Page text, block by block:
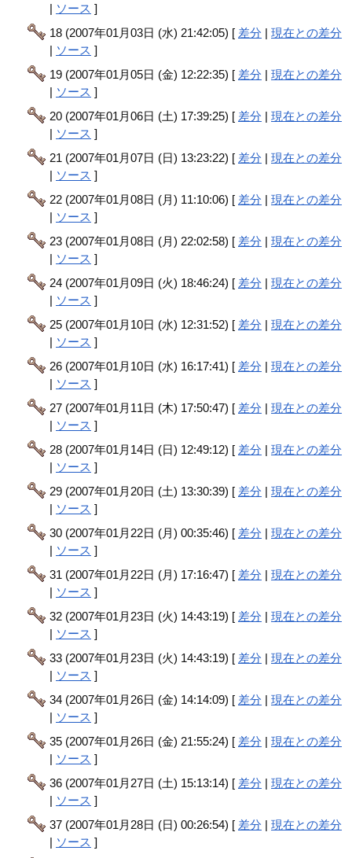
| ソース ]
18 (2007年01月03日 (水) 21:42:05) [ 差分 |現在との差分
| ソース ]
19 (2007年01月05日 (金) 12:22:35) [ 差分 |現在との差分
| ソース ]
20 (2007年01月06日 (土) 17:39:25) [ 差分 |現在との差分
| ソース ]
21 (2007年01月07日 (日) 13:23:22) [ 差分 |現在との差分
| ソース ]
22 (2007年01月08日 (月) 11:10:06) [ 差分 |現在との差分
| ソース ]
23 (2007年01月08日 (月) 22:02:58) [ 差分 |現在との差分
| ソース ]
24 (2007年01月09日 (火) 18:46:24) [ 差分 |現在との差分
| ソース ]
25 (2007年01月10日 (水) 12:31:52) [ 差分 |現在との差分
| ソース ]
26 (2007年01月10日 (水) 16:17:41) [ 差分 |現在との差分
| ソース ]
27 (2007年01月11日 (木) 17:50:47) [ 差分 |現在との差分
| ソース ]
28 (2007年01月14日 (日) 12:49:12) [ 差分 |現在との差分
| ソース ]
29 (2007年01月20日 (土) 13:30:39) [ 差分 |現在との差分
| ソース ]
30 (2007年01月22日 (月) 00:35:46) [ 差分 |現在との差分
| ソース ]
31 (2007年01月22日 (月) 17:16:47) [ 差分 |現在との差分
| ソース ]
32 (2007年01月23日 (火) 14:43:19) [ 差分 |現在との差分
| ソース ]
33 (2007年01月23日 (火) 14:43:19) [ 差分 |現在との差分
| ソース ]
34 (2007年01月26日 (金) 14:14:09) [ 差分 |現在との差分
| ソース ]
35 (2007年01月26日 (金) 21:55:24) [ 差分 |現在との差分
| ソース ]
36 (2007年01月27日 (土) 15:13:14) [ 差分 |現在との差分
| ソース ]
37 (2007年01月28日 (日) 00:26:54) [ 差分 |現在との差分
| ソース ]